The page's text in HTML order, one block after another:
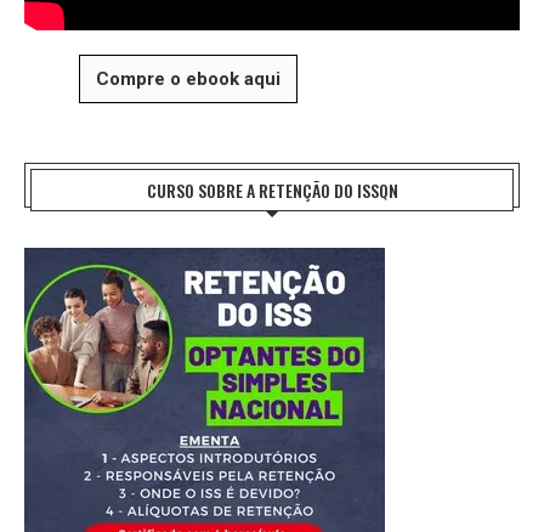
Compre o ebook aqui
CURSO SOBRE A RETENÇÃO DO ISSQN